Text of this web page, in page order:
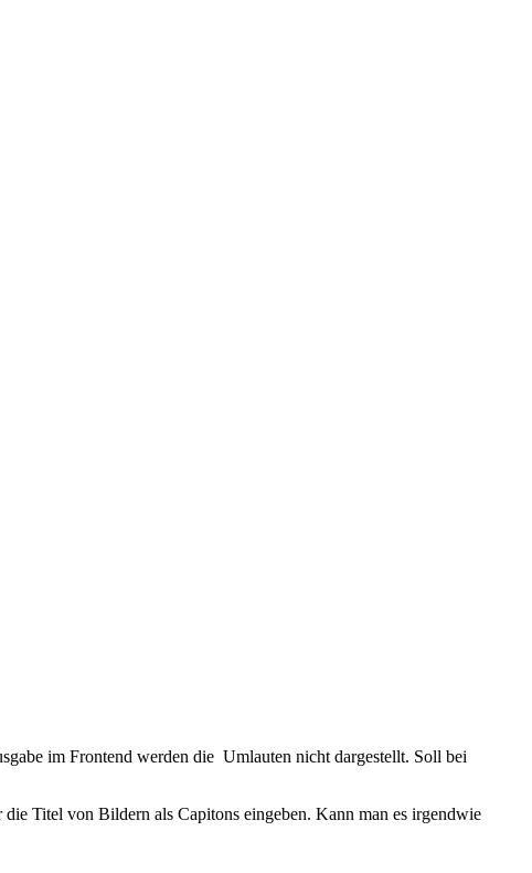
im Frontend werden die Umlauten nicht dargestellt. Soll bei
Titel von Bildern als Capitons eingeben. Kann man es irgendwie